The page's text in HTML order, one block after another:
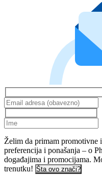
Želim da primam promotivne
preferencija i ponašanja – o
događajima i promocijama.
trenutku! Šta ovo znači?